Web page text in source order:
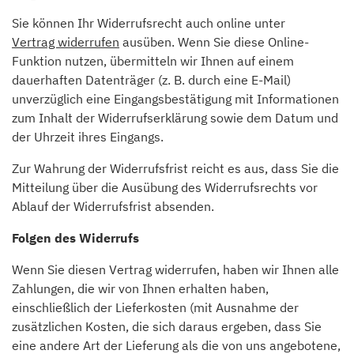
Sie können Ihr Widerrufsrecht auch online unter
Vertrag widerrufen ausüben. Wenn Sie diese Online-
Funktion nutzen, übermitteln wir Ihnen auf einem
dauerhaften Datenträger (z. B. durch eine E-Mail)
unverzüglich eine Eingangsbestätigung mit Informationen
zum Inhalt der Widerrufserklärung sowie dem Datum und
der Uhrzeit ihres Eingangs.
Zur Wahrung der Widerrufsfrist reicht es aus, dass Sie die
Mitteilung über die Ausübung des Widerrufsrechts vor
Ablauf der Widerrufsfrist absenden.
Folgen des Widerrufs
Wenn Sie diesen Vertrag widerrufen, haben wir Ihnen alle
Zahlungen, die wir von Ihnen erhalten haben,
einschließlich der Lieferkosten (mit Ausnahme der
zusätzlichen Kosten, die sich daraus ergeben, dass Sie
eine andere Art der Lieferung als die von uns angebotene,